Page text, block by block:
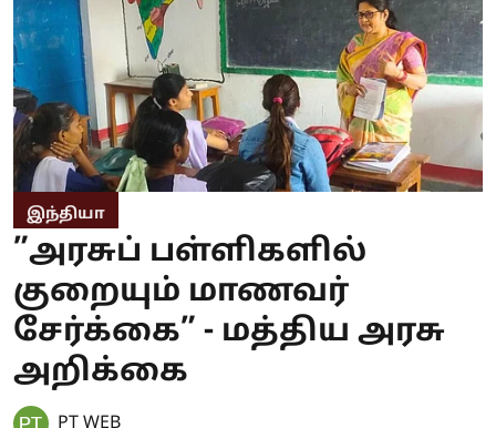
இந்தியா
”அரசுப் பள்ளிகளில்
குறையும் மாணவர்
சேர்க்கை” - மத்திய அரசு
அறிக்கை
PT WEB